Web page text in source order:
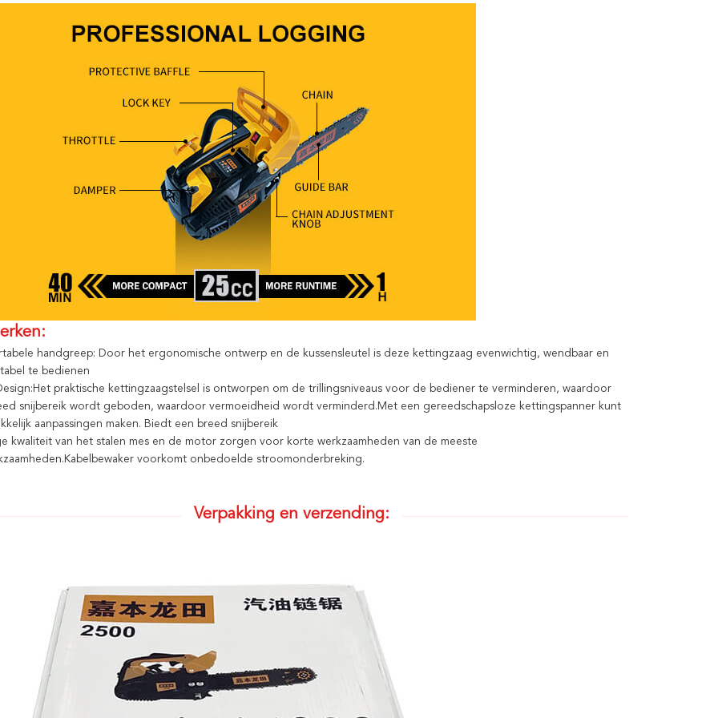
handgreep: Door het ergonomische ontwerp en de kussensleutel is deze kettingzaag evenwichtig, wendbaar en
te bedienen
praktische kettingzaagstelsel is ontworpen om de trillingsniveaus voor de bediener te verminderen, waardoor
snijbereik wordt geboden, waardoor vermoeidheid wordt verminderd.Met een gereedschapsloze kettingspanner kunt
aanpassingen maken. Biedt een breed snijbereik
kwaliteit van het stalen mes en de motor zorgen voor korte werkzaamheden van de meeste
voorkomt onbedoelde stroomonderbreking.
Verpakking en verzending: